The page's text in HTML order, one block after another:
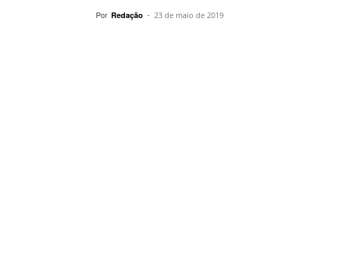
Por Redação - 23 de maio de 2019